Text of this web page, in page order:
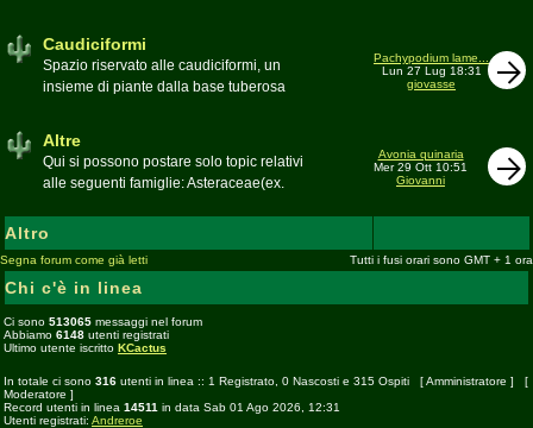
appartenenti alla famiglia
Caudiciformi
Spazio riservato alle caudiciformi, un
insieme di piante dalla base tuberosa
Pachypodium lame...
Lun 27 Lug 18:31
giovasse
Altre
Qui si possono postare solo topic relativi
alle seguenti famiglie: Asteraceae(ex.
Sansevieria; Lamiaceae (ex. Labiatae) gen.
Coleus e Plectranthus; Peperomiaceae gen.
Peperomia (solo specie succulente);
e Sarcocaulon; Portulacaceae gen.
Anacampseros, Avonia, Ceraria, Portulaca,
Talinum, Portulacaria
Avonia quinaria
Mer 29 Ott 10:51
Giovanni
Altro
Segna forum come già letti Tutti i fusi orari sono GMT + 1 ora
Chi c'è in linea
Ci sono 513065 messaggi nel forum
Abbiamo 6148 utenti registrati
Ultimo utente iscritto KCactus
In totale ci sono 316 utenti in linea :: 1 Registrato, 0 Nascosti e 315 Ospiti [Amministratore ] [
Moderatore ]
Record utenti in linea 14511 in data Sab 01 Ago 2026, 12:31
Utenti registrati: Andreroe